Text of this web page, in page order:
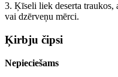
3. Ķīseli liek deserta traukos,
vai dzērveņu mērci.
Ķirbju čipsi
Nepieciešams